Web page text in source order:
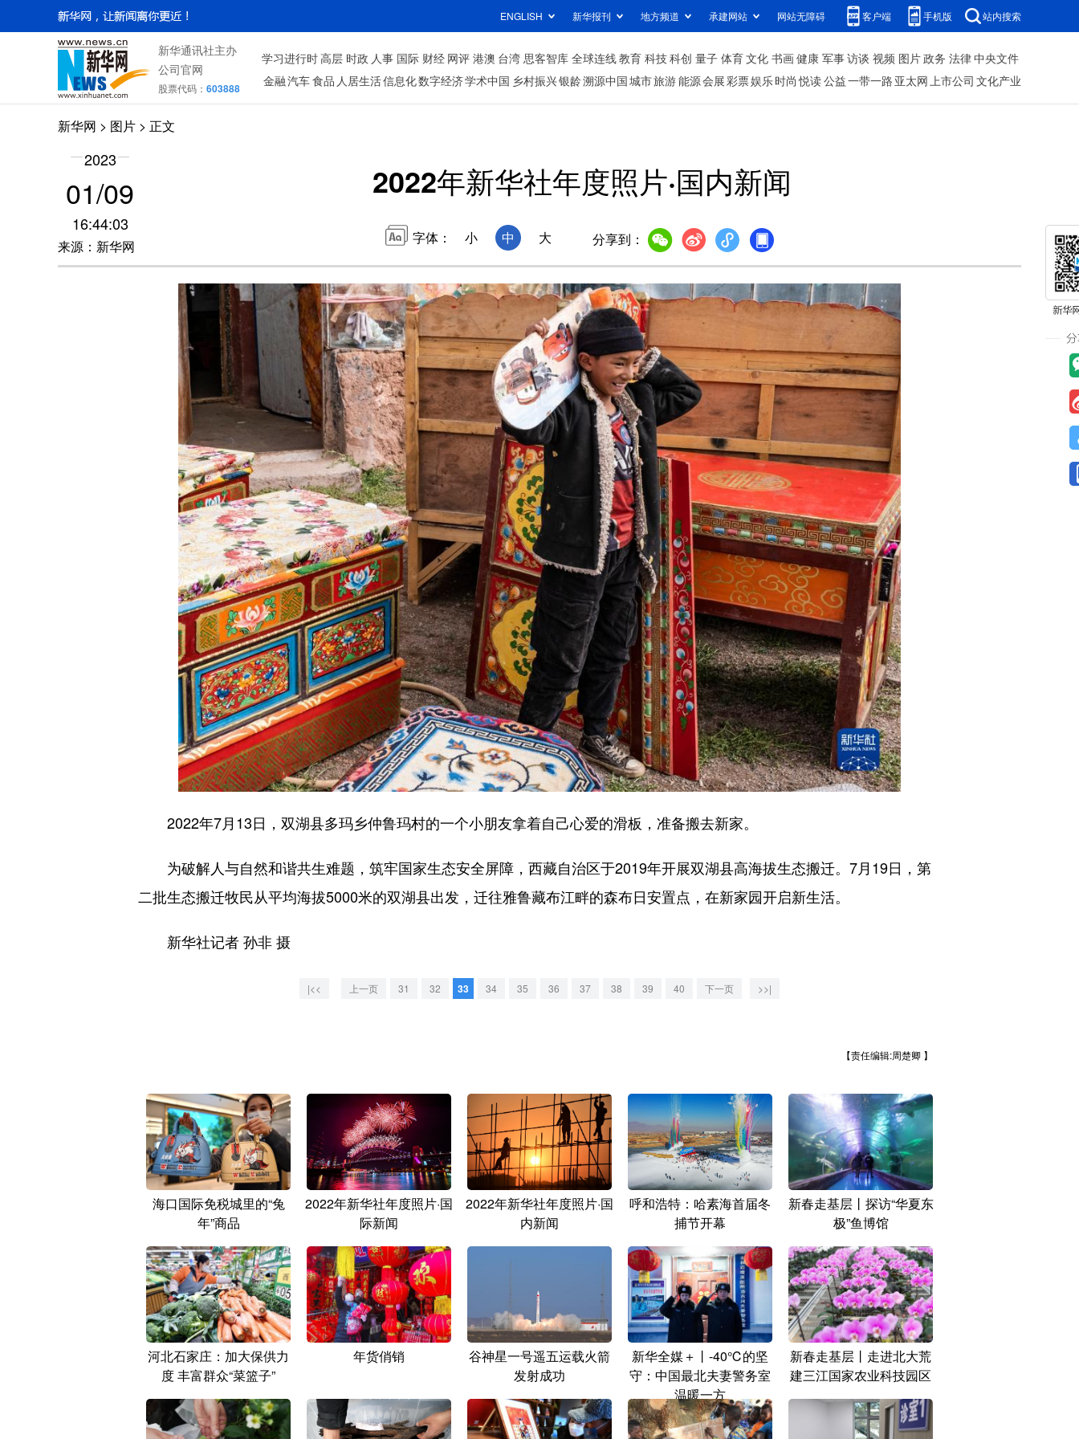
ENGLISH 新华报刊 地方频道 承建网站 网站无障碍 客户端 手机版 站内搜索
新华通讯社主办
公司官网
股票代码： 603888
学习进行时高层 时政 人事 国际 财经 网评 港澳 台湾 思客智库 全球连线教育 科技科创 量子 体育文化 书画健康 军事访谈 视频 图片政务 法律中央文件
金融汽车食品 人居生活信息化数字经济学术中国 乡村振兴银龄溯源中国城市旅游能源会展彩票娱乐时尚 悦读公益一带一路 亚太网上市公司 文化产业
新华网 > 图片 > 正文
2023
01/09
16:44:03
来源：新华网
2022年新华社年度照片·国内新闻
字体： 小 中 大 分享到：
2022年7月13日，双湖县多玛乡仲鲁玛村的一个小朋友拿着自己心爱的滑板，准备搬去新家。
为破解人与自然和谐共生难题，筑牢国家生态安全屏障，西藏自治区于2019年开展双湖县高海拔生态搬迁。7月19日，第
二批生态搬迁牧民从平均海拔5000米的双湖县出发，迁往雅鲁藏布江畔的森布日安置点，在新家园开启新生活。
新华社记者 孙非 摄
|<< 上一页 31 32 33 34 35 36 37 38 39 40 下一页 >>|
【责任编辑:周楚卿 】
海口国际免税城里的“兔
年”商品
2022年新华社年度照片·国
际新闻
2022年新华社年度照片·国
内新闻
呼和浩特：哈素海首届冬
捕节开幕
新春走基层丨探访“华夏东
极”鱼博馆
河北石家庄：加大保供力
度 丰富群众“菜篮子”
年货俏销
谷神星一号遥五运载火箭
发射成功
新华全媒＋丨-40℃的坚
守：中国最北夫妻警务室
温暖一方
新春走基层丨走进北大荒
建三江国家农业科技园区